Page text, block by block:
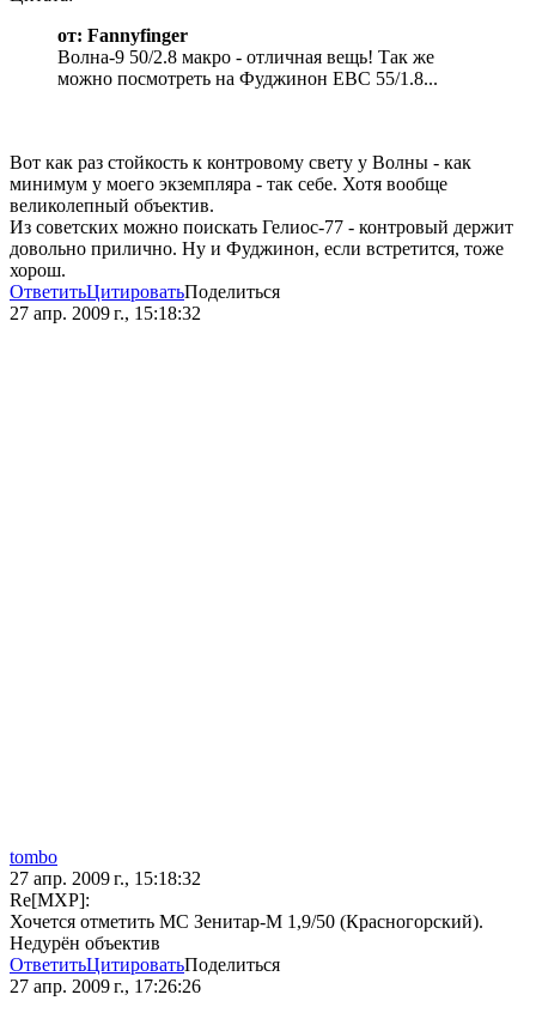
от: Fannyfinger
Волна-9 50/2.8 макро - отличная вещь! Так же
можно посмотреть на Фуджинон ЕВС 55/1.8...
Вот как раз стойкость к контровому свету у Волны - как
минимум у моего экземпляра - так себе. Хотя вообще
великолепный объектив.
Из советских можно поискать Гелиос-77 - контровый держит
довольно прилично. Ну и Фуджинон, если встретится, тоже
хорош.
ОтветитьЦитироватьПоделиться
27 апр. 2009 г., 15:18:32
tombo
27 апр. 2009 г., 15:18:32
Re[MXP]:
Хочется отметить МС Зенитар-М 1,9/50 (Красногорский).
Недурён объектив
ОтветитьЦитироватьПоделиться
27 апр. 2009 г., 17:26:26